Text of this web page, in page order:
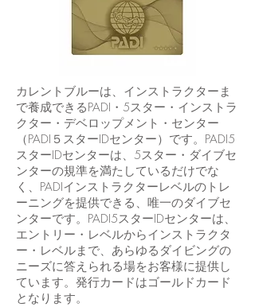
カレントブルーは、インストラクターま
で養成できるPADI・5スター・インストラ
クター・デベロップメント・センター
（PADI５スターIDセンター）です。PADI5
スターIDセンターは、5スター・ダイブセ
ンターの規準を満たしているだけでな
く、PADIインストラクターレベルのトレ
ーニングを提供できる、唯一のダイブセ
ンターです。PADI5スターIDセンターは、
エントリー・レベルからインストラクタ
ー・レベルまで、あらゆるダイビングの
ニーズに答えられる場をお客様に提供し
ています。発行カードはゴールドカード
となります。